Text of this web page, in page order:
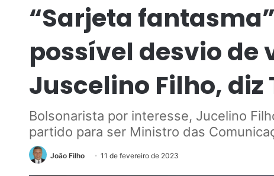
“Sarjeta
possível desvio de
Juscelino Filho, diz
Bolsonarista por interesse, Jucelino
partido para ser Ministro das
João Filho 11 de fevereiro de 2023